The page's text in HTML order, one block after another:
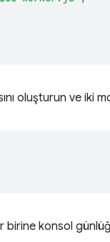
oluşturun ve iki
birine konsol